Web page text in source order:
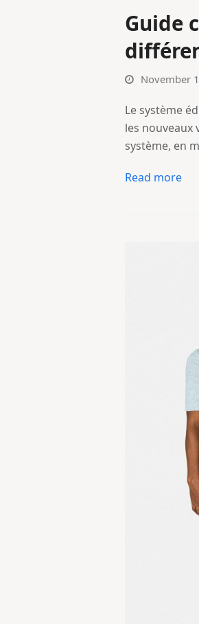
Guide
November
Le système
les nouveaux
système, en
Read more